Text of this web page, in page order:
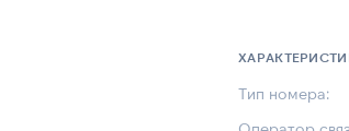
Тип номера: